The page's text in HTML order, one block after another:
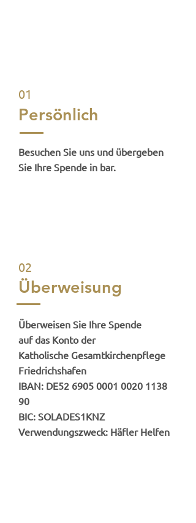
01
Persönlich
Besuchen Sie uns und übergeben
Sie Ihre Spende in bar.
02
Überweisung
Überweisen Sie Ihre Spende
auf das Konto der
Katholische Gesamtkirchenpflege
Friedrichshafen
IBAN: DE52 6905 0001 0020 1138
90
BIC: SOLADES1KNZ
Verwendungszweck: Häfler Helfen